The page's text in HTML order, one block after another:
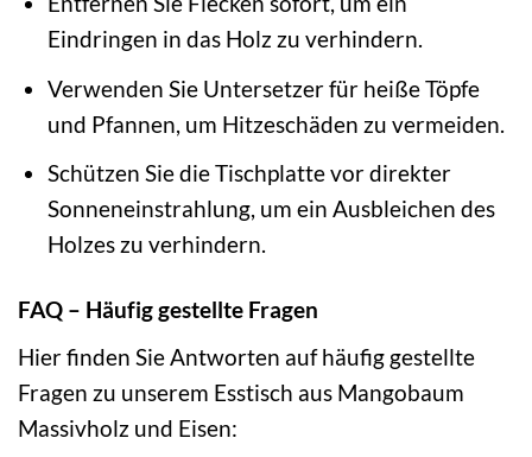
Eindringen in das Holz zu verhindern.
Verwenden Sie Untersetzer für heiße Töpfe
und Pfannen, um Hitzeschäden zu vermeiden.
Schützen Sie die Tischplatte vor direkter
Sonneneinstrahlung, um ein Ausbleichen des
Holzes zu verhindern.
FAQ – Häufig gestellte Fragen
Hier finden Sie Antworten auf häufig gestellte
Fragen zu unserem Esstisch aus Mangobaum
Massivholz und Eisen: